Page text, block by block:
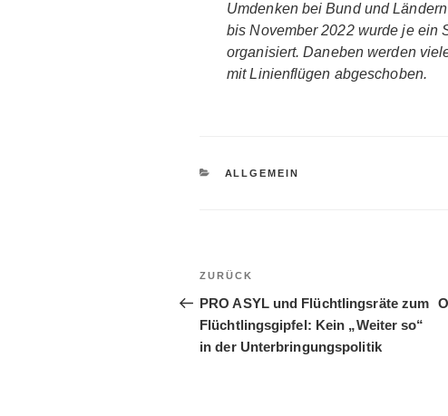
Umdenken bei Bund und
bis November 2022 wurde je ein
organisiert. Daneben werden
mit Linienflügen abgeschoben.
KATEGORIEN
ALLGEMEIN
Beitragsnavigation
Vorheriger
Beitrag
ZURÜCK
PRO ASYL und Flüchtlingsräte zum
Flüchtlingsgipfel: Kein „Weiter so“
in der Unterbringungspolitik